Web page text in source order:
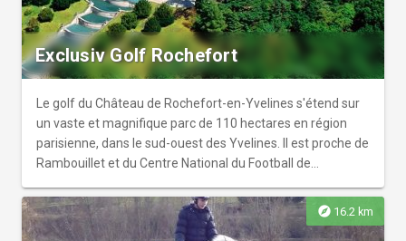
Exclusiv Golf Rochefort
Le golf du Château de Rochefort-en-Yvelines s'étend sur
un vaste et magnifique parc de 110 hectares en région
parisienne, dans le sud-ouest des Yvelines. Il est proche de
Rambouillet et du Centre National du Football de
explore 16.2 km